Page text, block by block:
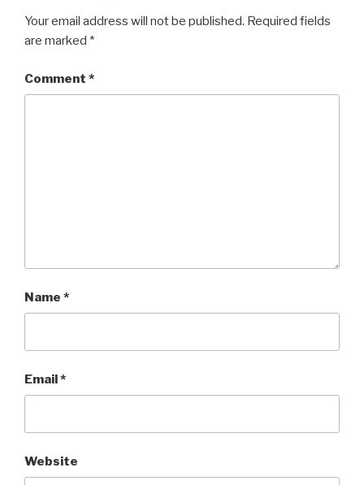
Your email address will not be published. Required fields
are marked *
Comment *
Name *
Email*
Website